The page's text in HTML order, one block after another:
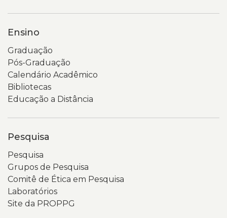
em
tons
verde
e
elementos
gráficos
circulares.
ler
o
título
“Consulta
Popular
2026”
Estadual
do
Grande
do
Sul
(Uergs).
No
o
logotipo
da
Uergs
e
um
Ensino
Graduação
Pós-Graduação
Calendário Acadêmico
Bibliotecas
Educação a Distância
Pesquisa
Pesquisa
Grupos de Pesquisa
Comitê de Ética em Pesquisa
Laboratórios
Site da PROPPG